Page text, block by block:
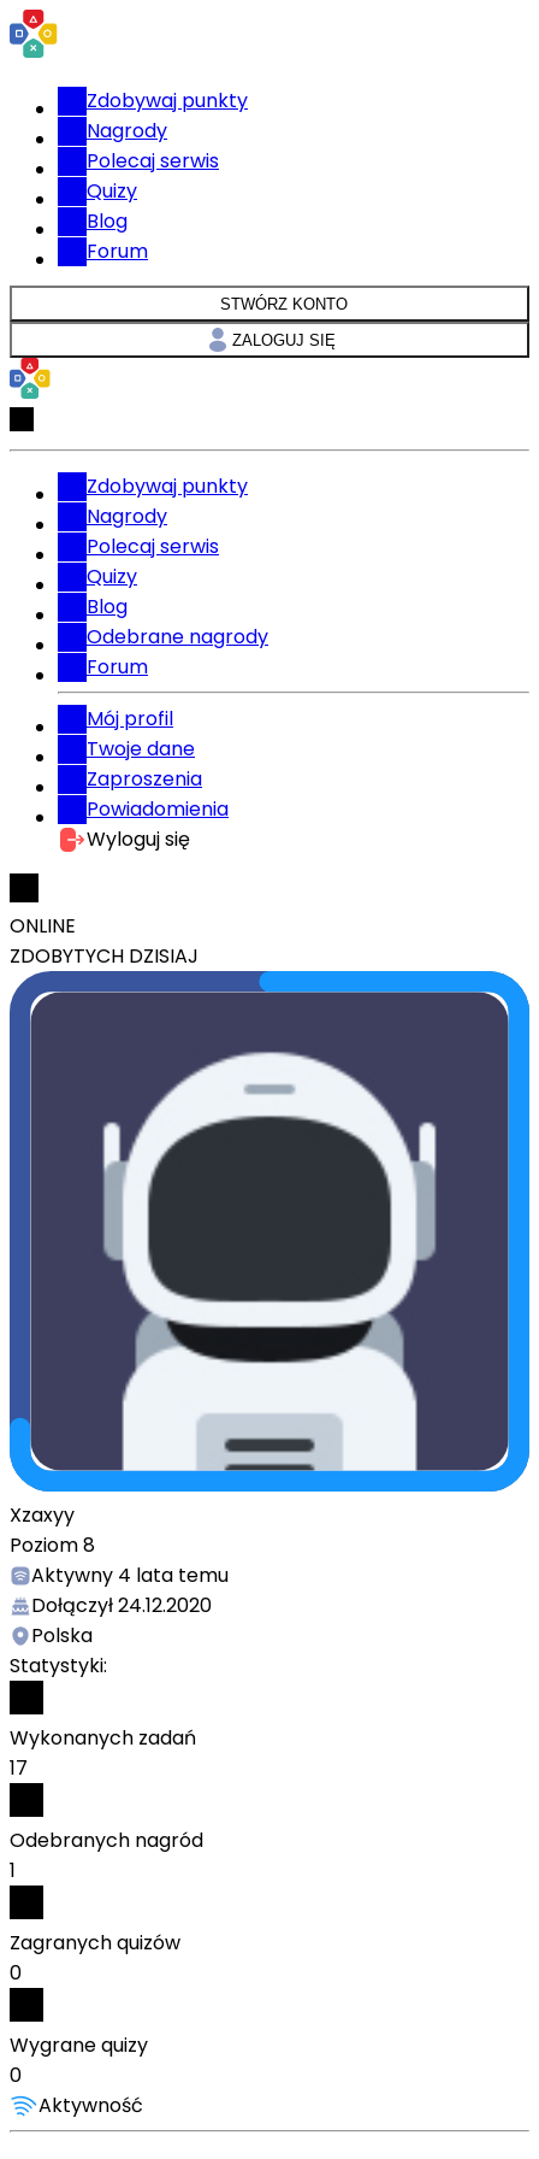
Zdobywaj punkty
Nagrody
Polecaj serwis
Quizy
Blog
Forum
STWÓRZ KONTO
ZALOGUJ SIĘ
Zdobywaj punkty
Nagrody
Polecaj serwis
Quizy
Blog
Odebrane nagrody
Forum
Mój profil
Twoje dane
Zaproszenia
Powiadomienia
Wyloguj się
ONLINE
ZDOBYTYCH DZISIAJ
Xzaxyy
Poziom8
Aktywny 4 lata temu
Dołączył24.12.2020
Polska
Statystyki:
Wykonanych zadań
17
Odebranych nagród
1
Zagranych quizów
0
Wygrane quizy
0
Aktywność